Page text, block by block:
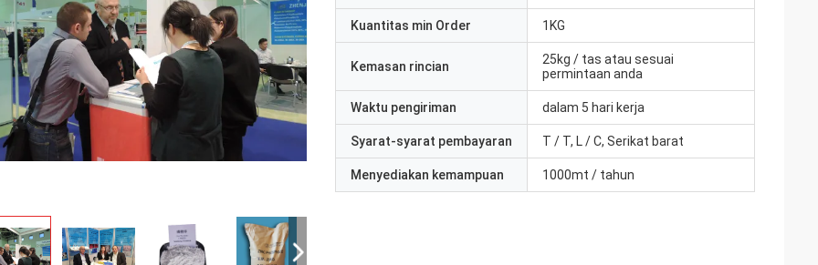
Kuantitas min Order 1KG
Kemasan rincian
25kg / tas atau sesuai
permintaan anda
Waktu pengiriman dalam 5 hari kerja
Syarat-syarat pembayaran T / T, L / C, Serikat barat
Menyediakan kemampuan 1000mt / tahun